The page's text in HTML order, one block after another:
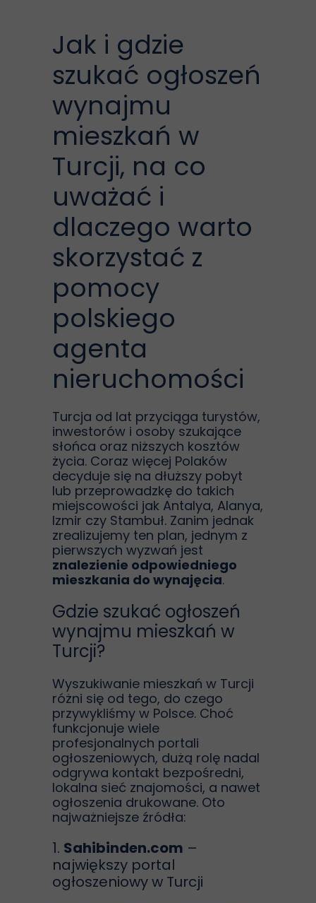
Jak i gdzie
szukać ogłoszeń
wynajmu
mieszkań w
Turcji, na co
uważać i
dlaczego warto
skorzystać z
pomocy
polskiego
agenta
nieruchomości
Turcja od lat przyciąga turystów,
inwestorów i osoby szukające
słońca oraz niższych kosztów
życia. Coraz więcej Polaków
decyduje się na dłuższy pobyt
lub przeprowadzkę do takich
miejscowości jak Antalya, Alanya,
Izmir czy Stambuł. Zanim jednak
zrealizujemy ten plan, jednym z
pierwszych wyzwań jest
znalezienie odpowiedniego
mieszkania do wynajęcia.
Gdzie szukać ogłoszeń
wynajmu mieszkań w
Turcji?
Wyszukiwanie mieszkań w Turcji
różni się od tego, do czego
przywykliśmy w Polsce. Choć
funkcjonuje wiele
profesjonalnych portali
ogłoszeniowych, dużą rolę nadal
odgrywa kontakt bezpośredni,
lokalna sieć znajomości, a nawet
ogłoszenia drukowane. Oto
najważniejsze źródła:
1. Sahibinden.com –
największy portal
ogłoszeniowy w Turcji